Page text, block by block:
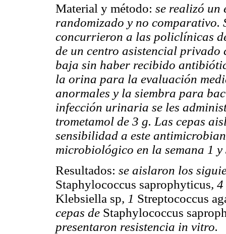
Material y método: se realizó un
randomizado y no comparativo.
concurrieron a las policlínicas
de un centro asistencial
baja sin haber recibido
la orina para la evaluación
anormales y la siembra para
infección urinaria se les
trometamol de 3 g. Las cepas
sensibilidad a este
microbiológico en la semana 1
Resultados: se aislaron los
Staphylococcus saprophyticus, 4
Klebsiella sp, 1 Streptococcus
cepas de Staphylococcus
presentaron resistencia in vitro.